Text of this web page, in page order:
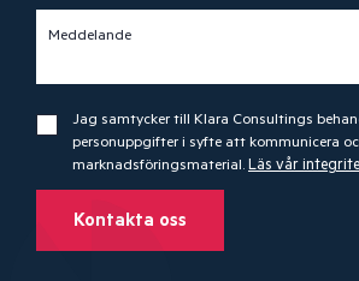
Meddelande
Jag samtycker till Klara Consultings
personuppgifter i syfte att kommunicera
marknadsföringsmaterial. Läs vår
Kontakta oss